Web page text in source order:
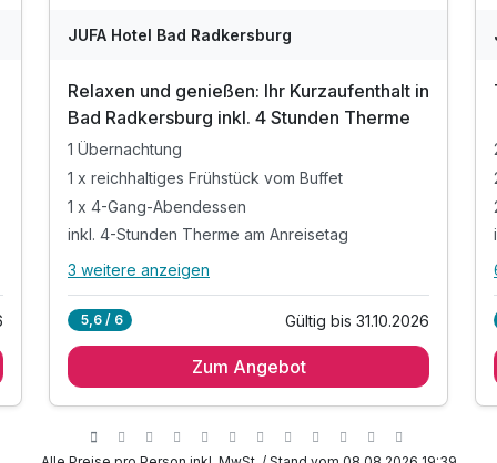
JUFA Hotel Bad Radkersburg
Relaxen und genießen: Ihr Kurzaufenthalt in
Bad Radkersburg inkl. 4 Stunden Therme
1 Übernachtung
1 x reichhaltiges Frühstück vom Buffet
1 x 4-Gang-Abendessen
inkl. 4-Stunden Therme am Anreisetag
Alle Inklusivleistungen
1 x reichhaltiges Frühstück vom Buffet
inkl. kostenfreies WLAN
3 weitere anzeigen
5,6 / 6 Gültig bis 31.10.2026
Zum Angebot